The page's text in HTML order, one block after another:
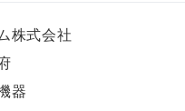
株式会社
器